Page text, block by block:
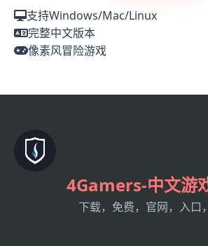
支持Windows/Mac/Linux
完整中文版本
像素风冒险游戏
4Gamers-中文游
下载，免费，官网，入口